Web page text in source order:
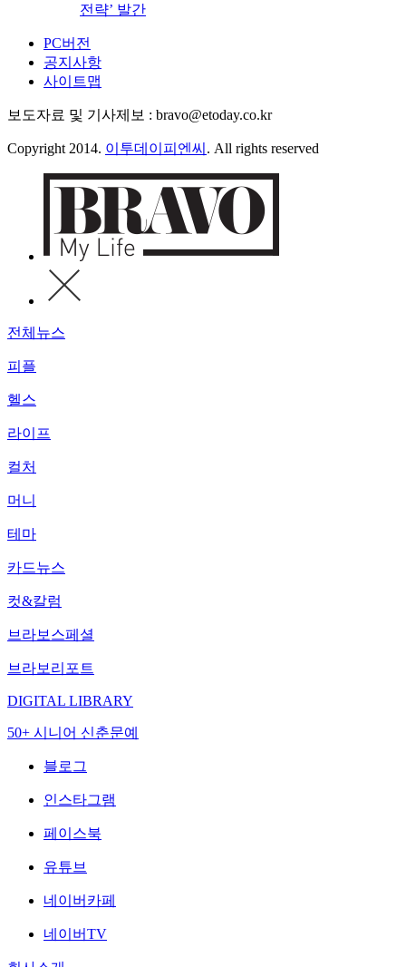
전략’ 발간
PC버전
공지사항
사이트맵
보도자료 및 기사제보 : bravo@etoday.co.kr
Copyright 2014. 이투데이피엔씨 . All rights reserved
전체뉴스
피플
헬스
라이프
컬처
머니
테마
카드뉴스
컷&칼럼
브라보스페셜
브라보리포트
DIGITAL LIBRARY
50+ 시니어 신춘문예
블로그
인스타그램
페이스북
유튜브
네이버카페
네이버TV